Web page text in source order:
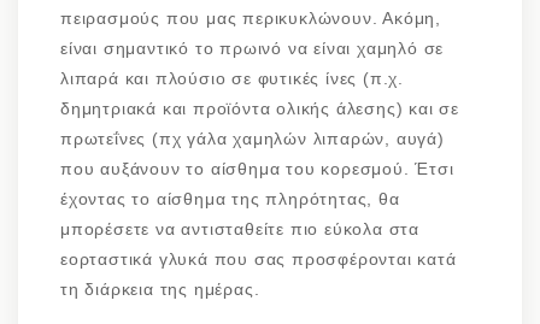
πειρασμούς που μας περικυκλώνουν. Ακόμη,
είναι σημαντικό το πρωινό να είναι χαμηλό σε
λιπαρά και πλούσιο σε φυτικές ίνες (π.χ.
δημητριακά και προϊόντα ολικής άλεσης) και σε
πρωτεΐνες (πχ γάλα χαμηλών λιπαρών, αυγά)
που αυξάνουν το αίσθημα του κορεσμού. Έτσι
έχοντας το αίσθημα της πληρότητας, θα
μπορέσετε να αντισταθείτε πιο εύκολα στα
εορταστικά γλυκά που σας προσφέρονται κατά
τη διάρκεια της ημέρας.